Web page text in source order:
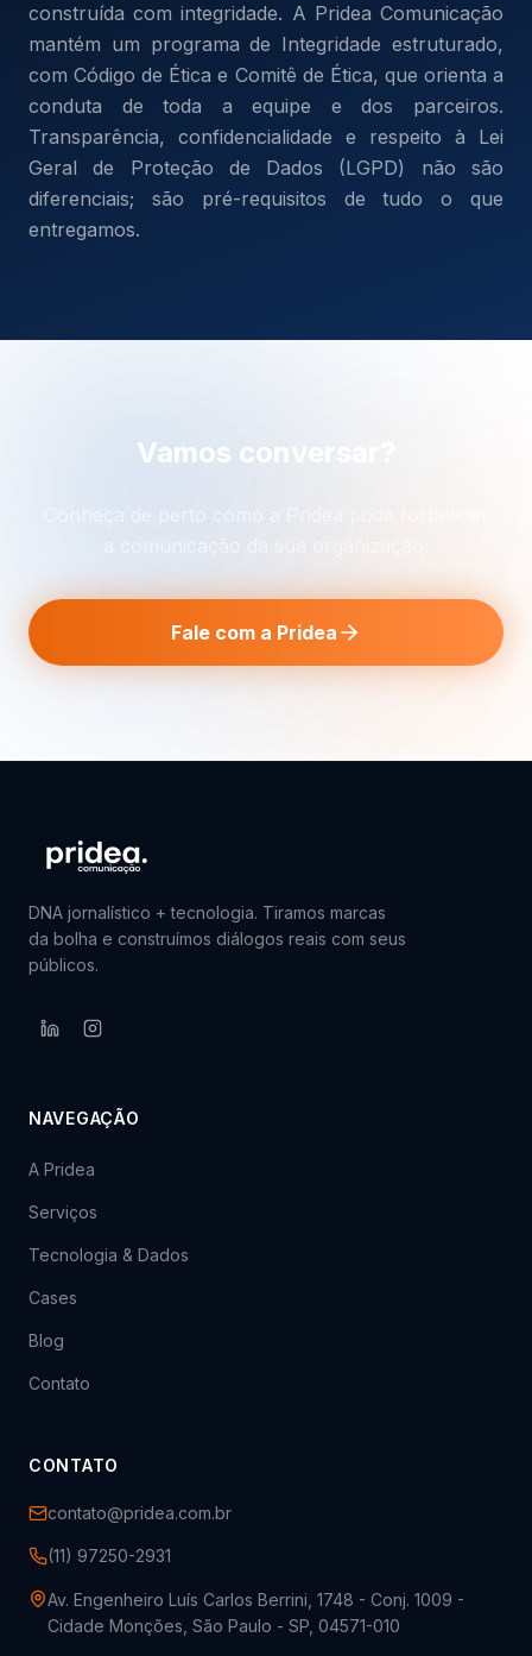
construída com integridade. A Pridea Comunicação
mantém um programa de Integridade estruturado,
com Código de Ética e Comitê de Ética, que orienta a
conduta de toda a equipe e dos parceiros.
Transparência, confidencialidade e respeito à Lei
Geral de Proteção de Dados (LGPD) não são
diferenciais; são pré-requisitos de tudo o que
entregamos.
Vamos conversar?
Fale com a Pridea
DNA jornalístico + tecnologia. Tiramos marcas
da bolha e construímos diálogos reais com seus
públicos.
NAVEGAÇÃO
A Pridea
Serviços
Tecnologia & Dados
Cases
Blog
Contato
CONTATO
contato@pridea.com.br
(11) 97250-2931
Av. Engenheiro Luís Carlos Berrini, 1748 - Conj. 1009 -
Cidade Monções, São Paulo - SP, 04571-010